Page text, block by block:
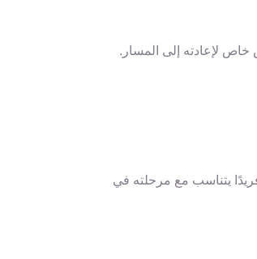
خاص لإعادته إلى المسار.
يتناسب مع مرحلته في